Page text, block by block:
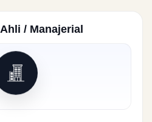
/ Manajerial